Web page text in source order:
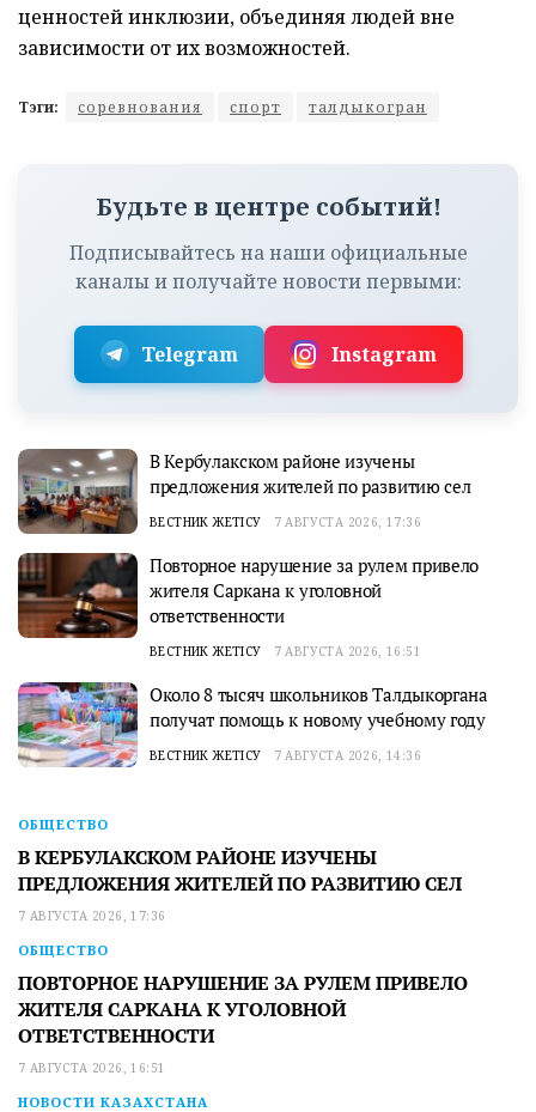
ценностей инклюзии, объединяя людей вне
зависимости от их возможностей.
Тэги: соревнования спорт талдыкогран
Будьте в центре событий!
Подписывайтесь на наши официальные
каналы и получайте новости первыми:
Telegram Instagram
В Кербулакском районе изучены
предложения жителей по развитию сел
ВЕСТНИК ЖЕТІСУ 7 АВГУСТА 2026, 17:36
Повторное нарушение за рулем привело
жителя Саркана к уголовной
ответственности
ВЕСТНИК ЖЕТІСУ 7 АВГУСТА 2026, 16:51
Около 8 тысяч школьников Талдыкоргана
получат помощь к новому учебному году
ВЕСТНИК ЖЕТІСУ 7 АВГУСТА 2026, 14:36
ОБЩЕСТВО
В КЕРБУЛАКСКОМ РАЙОНЕ ИЗУЧЕНЫ
ПРЕДЛОЖЕНИЯ ЖИТЕЛЕЙ ПО РАЗВИТИЮ СЕЛ
7 АВГУСТА 2026, 17:36
ОБЩЕСТВО
ПОВТОРНОЕ НАРУШЕНИЕ ЗА РУЛЕМ ПРИВЕЛО
ЖИТЕЛЯ САРКАНА К УГОЛОВНОЙ
ОТВЕТСТВЕННОСТИ
7 АВГУСТА 2026, 16:51
НОВОСТИ КАЗАХСТАНА